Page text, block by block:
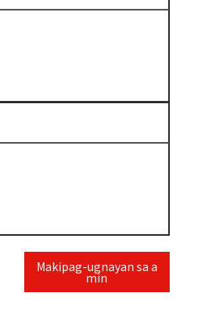
Makipag-ugnayan sa a
min